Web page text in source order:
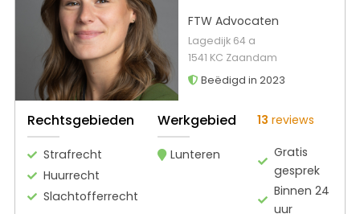
FTW Advocaten
Lagedijk 64 a
1541 KC Zaandam
Beëdigd in 2023
Rechtsgebieden
Strafrecht
Huurrecht
Slachtofferrecht
Werkgebied
Lunteren
13 reviews
Gratis
gesprek
Binnen 24
uur